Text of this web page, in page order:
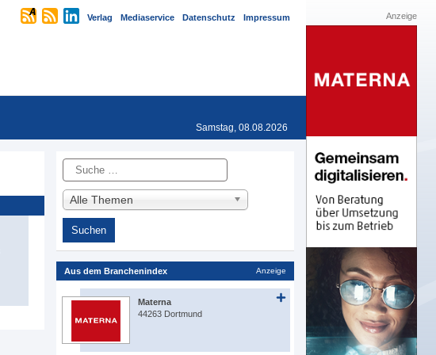
Verlag Mediaservice Datenschutz Impressum
Samstag, 08.08.2026
Suche
Alle Themen
Aus dem Branchenindex Anzeige
Materna
44263 Dortmund
Anzeige